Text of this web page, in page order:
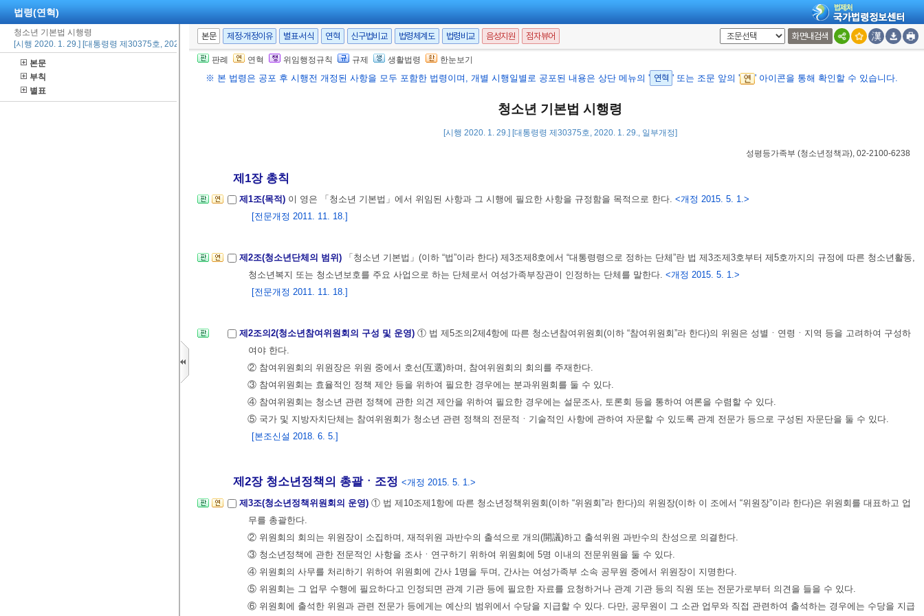
법령(연혁)
청소년 기본법 시행령
[시행 2020. 1. 29.] [대통령령 제30375호, 2020. 1. 29., 일부개정]
본문
부칙
별표
본문 제정·개정이유 별표·서식 연혁 신구법비교 법령체계도 법령비교 음성지원 점자뷰어 화면내검색
판례 연혁 위임행정규칙 규제 생활법령 한눈보기
※ 본 법령은 공포 후 시행전 개정된 사항을 모두 포함한 법령이며, 개별 시행일별로 공포된 내용은 상단 메뉴의 ' 연혁 ' 또는 조문 앞의 ' ' 아이콘을 통해 확인할 수 있습니다.
청소년 기본법 시행령
[시행 2020. 1. 29.] [대통령령 제30375호, 2020. 1. 29., 일부개정]
성평등가족부 (청소년정책과), 02-2100-6238
제1장 총칙
제1조(목적) 이 영은 「청소년 기본법」에서 위임된 사항과 그 시행에 필요한 사항을 규정함을 목적으로 한다. <개정 2015. 5. 1.>
[전문개정 2011. 11. 18.]
제2조(청소년단체의 범위)
「청소년 기본법」(이하 “법”이라 한다) 제3조제8호에서 “대통령령으로 정하는 단체”란 법 제3조제3호부터 제5호까지의 규정에 따른 청소년활동,
청소년복지 또는 청소년보호를 주요 사업으로 하는 단체로서 여성가족부장관이 인정하는 단체를 말한다. <개정 2015. 5. 1.>
[전문개정 2011. 11. 18.]
제2조의2(청소년참여위원회의 구성 및 운영) ① 법 제5조의2제4항에 따른 청소년참여위원회(이하 “참여위원회”라 한다)의 위원은 성별ㆍ연령ㆍ지역 등을 고려하여 구성하
여야 한다.
② 참여위원회의 위원장은 위원 중에서 호선(互選)하며, 참여위원회의 회의를 주재한다.
③ 참여위원회는 효율적인 정책 제안 등을 위하여 필요한 경우에는 분과위원회를 둘 수 있다.
④ 참여위원회는 청소년 관련 정책에 관한 의견 제안을 위하여 필요한 경우에는 설문조사, 토론회 등을 통하여 여론을 수렴할 수 있다.
⑤ 국가 및 지방자치단체는 참여위원회가 청소년 관련 정책의 전문적ㆍ기술적인 사항에 관하여 자문할 수 있도록 관계 전문가 등으로 구성된 자문단을 둘 수 있다.
[본조신설 2018. 6. 5.]
제2장 청소년정책의 총괄ㆍ조정 <개정 2015. 5. 1.>
제3조(청소년정책위원회의 운영) ① 법 제10조제1항에 따른 청소년정책위원회(이하 “위원회”라 한다)의 위원장(이하 이 조에서 “위원장”이라 한다)은 위원회를 대표하고 업
무를 총괄한다.
② 위원회의 회의는 위원장이 소집하며, 재적위원 과반수의 출석으로 개의(開議)하고 출석위원 과반수의 찬성으로 의결한다.
③ 청소년정책에 관한 전문적인 사항을 조사ㆍ연구하기 위하여 위원회에 5명 이내의 전문위원을 둘 수 있다.
④ 위원회의 사무를 처리하기 위하여 위원회에 간사 1명을 두며, 간사는 여성가족부 소속 공무원 중에서 위원장이 지명한다.
⑤ 위원회는 그 업무 수행에 필요하다고 인정되면 관계 기관 등에 필요한 자료를 요청하거나 관계 기관 등의 직원 또는 전문가로부터 의견을 들을 수 있다.
⑥ 위원회에 출석한 위원과 관련 전문가 등에게는 예산의 범위에서 수당을 지급할 수 있다. 다만, 공무원이 그 소관 업무와 직접 관련하여 출석하는 경우에는 수당을 지급